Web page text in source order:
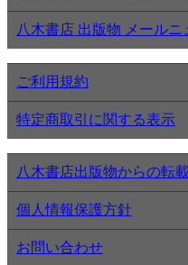
八木書店 出版物 メール
ご利用規約
特定商取引に関する表示
八木書店出版物からの転
個人情報保護方針
お問い合わせ